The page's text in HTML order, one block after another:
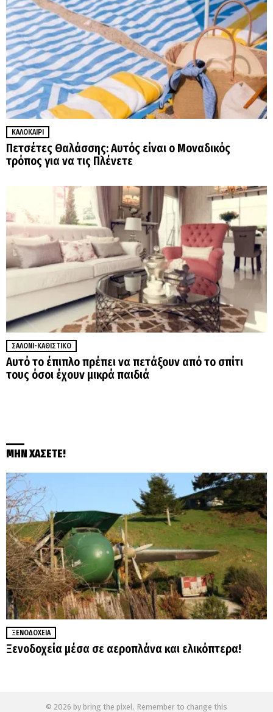
ΚΑΛΟΚΑΊΡΙ
Πετσέτες Θαλάσσης: Αυτός είναι ο Μοναδικός
τρόπος για να τις Πλένετε
ΣΑΛΌΝΙ-ΚΑΘΙΣΤΙΚΌ
Αυτό το έπιπλο πρέπει να πετάξουν από το σπίτι
τους όσοι έχουν μικρά παιδιά
ΜΗΝ ΧΑΣΕΤΕ!
ΞΕΝΟΔΟΧΕΊΑ
Ξενοδοχεία μέσα σε αεροπλάνα και ελικόπτερα!
© 2026 by bring the pixel. Remember to change this